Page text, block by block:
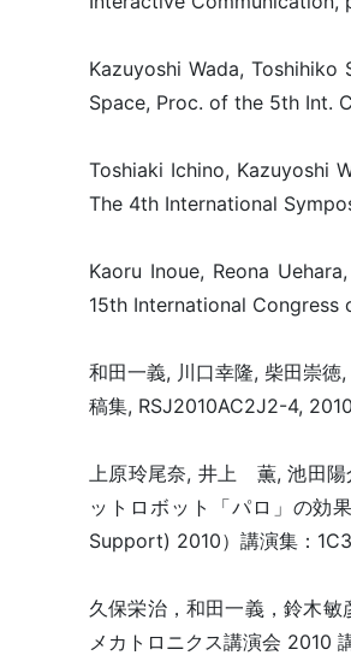
Kazuyoshi Wada,
Space, Proc. of the 5th Int.
Toshiaki Ichino, Kazuyoshi
The 4th International
Kaoru Inoue, Reona
15th International
和田一義, 川口幸隆, 柴田崇
稿集, RSJ2010AC2J2-4,
上原玲尾奈, 井上 薫, 池田
ットロボット「パロ」の効
Support) 2010）講演集：
久保栄治，和田一義，鈴木
メカトロニクス講演会 2010